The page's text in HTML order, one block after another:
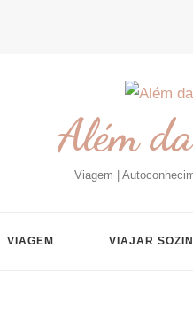
Além
Viagem |
VIAGEM VIAJAR